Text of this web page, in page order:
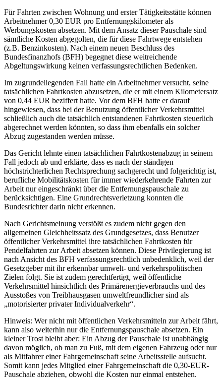
Für Fahrten zwischen Wohnung und erster Tätigkeitsstätte können
Arbeitnehmer 0,30 EUR pro Entfernungskilometer als
Werbungskosten absetzen. Mit dem Ansatz dieser Pauschale sind
sämtliche Kosten abgegolten, die für diese Fahrtwege entstehen
(z.B. Benzinkosten). Nach einem neuen Beschluss des
Bundesfinanzhofs (BFH) begegnet diese weitreichende
Abgeltungswirkung keinen verfassungsrechtlichen Bedenken.
Im zugrundeliegenden Fall hatte ein Arbeitnehmer versucht, seine
tatsächlichen Fahrtkosten abzusetzen, die er mit einem Kilometersatz
von 0,44 EUR beziffert hatte. Vor dem BFH hatte er darauf
hingewiesen, dass bei der Benutzung öffentlicher Verkehrsmittel
schließlich auch die tatsächlich entstandenen Fahrtkosten steuerlich
abgerechnet werden könnten, so dass ihm ebenfalls ein solcher
Abzug zugestanden werden müsse.
Das Gericht lehnte einen tatsächlichen Fahrtkostenabzug in seinem
Fall jedoch ab und erklärte, dass es nach der ständigen
höchstrichterlichen Rechtsprechung sachgerecht und folgerichtig ist,
berufliche Mobilitätskosten für immer wiederkehrende Fahrten zur
Arbeit nur eingeschränkt über die Entfernungspauschale zu
berücksichtigen. Eine Grundrechtsverletzung konnten die
Bundesrichter darin nicht erkennen.
Nach Gerichtsmeinung verstößt es zudem nicht gegen den
allgemeinen Gleichheitssatz des Grundgesetzes, dass Benutzer
öffentlicher Verkehrsmittel ihre tatsächlichen Fahrtkosten für
Pendelfahrten zur Arbeit absetzen können. Diese Privilegierung ist
nach Ansicht des BFH verfassungsrechtlich unbedenklich, weil der
Gesetzgeber mit ihr erkennbar umwelt- und verkehrspolitischen
Zielen folgt. Sie ist zudem gerechtfertigt, weil öffentliche
Verkehrsmittel hinsichtlich des Primärenergieverbrauchs und des
Ausstoßes von Treibhausgasen umweltfreundlicher sind als
„motorisierter privater Individualverkehr“.
Hinweis: Wer nicht mit öffentlichen Verkehrsmitteln zur Arbeit fährt,
kann also weiterhin nur die Entfernungspauschale absetzen. Ein
kleiner Trost bleibt aber: Ein Abzug der Pauschale ist unabhängig
davon möglich, ob man zu Fuß, mit dem eigenen Fahrzeug oder nur
als Mitfahrer einer Fahrgemeinschaft seine Arbeitsstelle aufsucht.
Somit kann jedes Mitglied einer Fahrgemeinschaft die 0,30-EUR-
Pauschale abziehen, obwohl die Kosten nur einmal entstehen.